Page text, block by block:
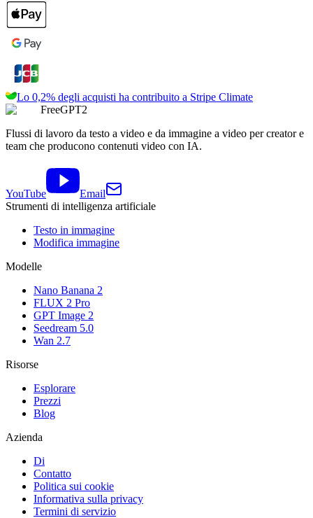
Lo 0,2% degli acquisti ha contribuito a Stripe Climate
FreeGPT2
Flussi di lavoro da testo a video e da immagine a video per creator e
team che producono contenuti video con IA.
YouTube
Email
Strumenti di intelligenza artificiale
Testo in immagine
Modifica immagine
Modelle
Nano Banana 2
FLUX 2 Pro
GPT Image 2
Seedream 5.0
Wan 2.7
Risorse
Esplorare
Prezzi
Blog
Azienda
Di
Contatto
Politica sui cookie
Informativa sulla privacy
Termini di servizio